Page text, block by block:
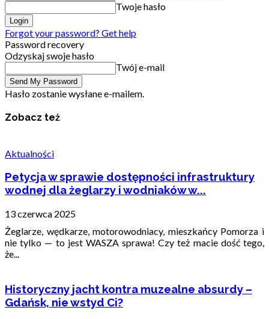
Twoje hasło
Forgot your password? Get help
Password recovery
Odzyskaj swoje hasło
Twój e-mail
Hasło zostanie wysłane e-mailem.
Zobacz też
Aktualności
Petycja w sprawie dostępności infrastruktury
wodnej dla żeglarzy i wodniaków w...
13 czerwca 2025
Żeglarze, wędkarze, motorowodniacy, mieszkańcy Pomorza i
nie tylko — to jest WASZA sprawa! Czy też macie dość tego,
że...
Historyczny jacht kontra muzealne absurdy –
Gdańsk, nie wstyd Ci?